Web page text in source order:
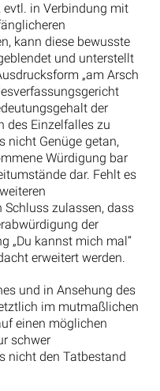
evtl. in Verbindung mit
kann diese bewusste
und unterstellt
„am Arsch
der
des Einzelfalles zu
nicht Genüge getan,
Würdigung bar
dar. Fehlt es
Schluss zulassen, dass
der
„Du kannst mich mal“
erweitert werden.
und in Ansehung des
im mutmaßlichen
einen möglichen
schwer
nicht den Tatbestand